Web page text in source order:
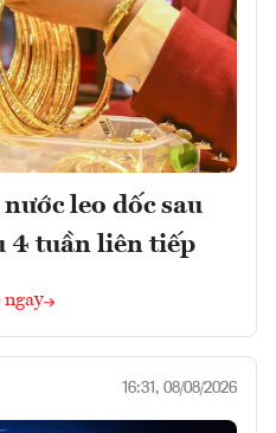
leo dốc sau
4 tuần liên tiếp
16:31, 08/08/2026